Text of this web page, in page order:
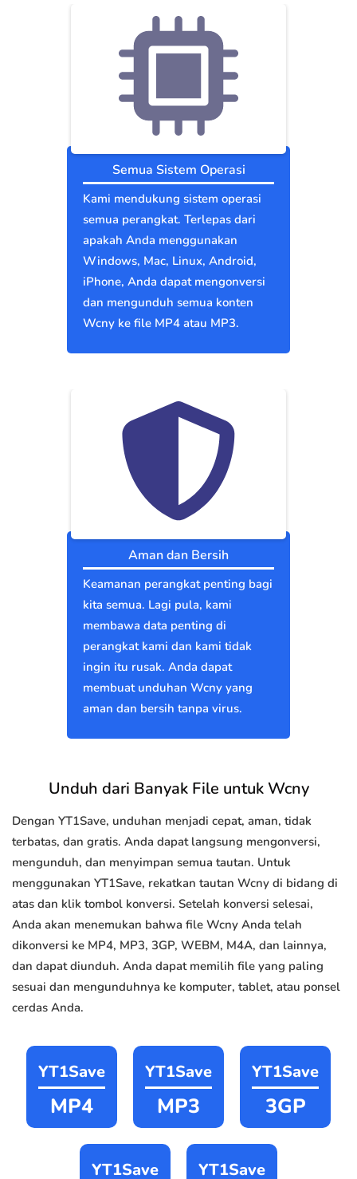
Semua Sistem Operasi
Kami mendukung sistem operasi
semua perangkat. Terlepas dari
apakah Anda menggunakan
Windows, Mac, Linux, Android,
iPhone, Anda dapat mengonversi
dan mengunduh semua konten
Wcny ke file MP4 atau MP3.
Aman dan Bersih
Keamanan perangkat penting bagi
kita semua. Lagi pula, kami
membawa data penting di
perangkat kami dan kami tidak
ingin itu rusak. Anda dapat
membuat unduhan Wcny yang
aman dan bersih tanpa virus.
Unduh dari Banyak File untuk Wcny
Dengan YT1Save, unduhan menjadi cepat, aman, tidak
terbatas, dan gratis. Anda dapat langsung mengonversi,
mengunduh, dan menyimpan semua tautan. Untuk
menggunakan YT1Save, rekatkan tautan Wcny di bidang di
atas dan klik tombol konversi. Setelah konversi selesai,
Anda akan menemukan bahwa file Wcny Anda telah
dikonversi ke MP4, MP3, 3GP, WEBM, M4A, dan lainnya,
dan dapat diunduh. Anda dapat memilih file yang paling
sesuai dan mengunduhnya ke komputer, tablet, atau ponsel
cerdas Anda.
YT1Save
MP4
YT1Save
MP3
YT1Save
3GP
YT1Save YT1Save